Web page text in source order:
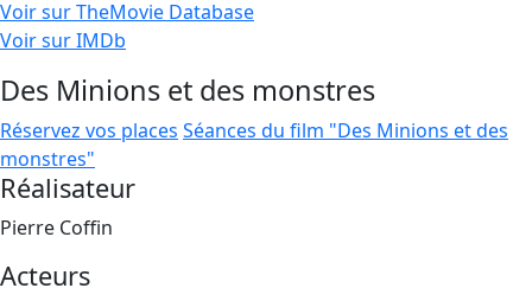
Voir sur TheMovie Database
Voir sur IMDb
Des Minions et des monstres
Réservez vos places Séances du film "Des Minions et des
monstres"
Réalisateur
Pierre Coffin
Acteurs